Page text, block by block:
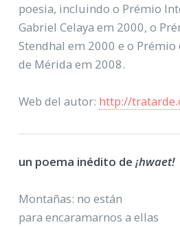
poesia, incluindo o Prémio
Gabriel Celaya em 2000, o
Stendhal em 2000 e o Prémio
de Mérida em 2008.
Web del autor: http://
un poema inédito de ¡hwaet!
Montañas: no están
para encaramarnos a ellas